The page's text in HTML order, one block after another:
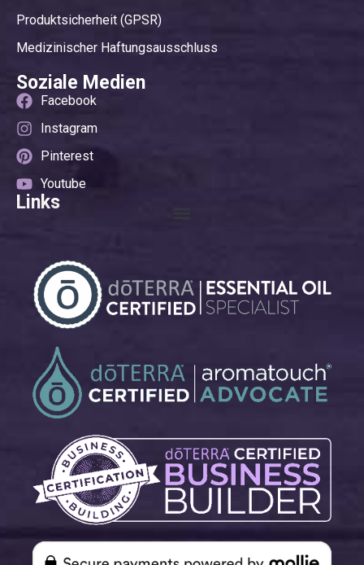
Produktsicherheit (GPSR)
Medizinischer Haftungsausschluss
Soziale Medien
Facebook
Instagram
Pinterest
Youtube
Links